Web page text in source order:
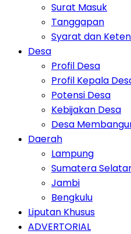
Surat Masuk
Tanggapan
Syarat dan
Desa
Profil Desa
Profil Kepala
Potensi Desa
Kebijakan Desa
Desa
Daerah
Lampung
Sumatera
Jambi
Bengkulu
Liputan Khusus
ADVERTORIAL